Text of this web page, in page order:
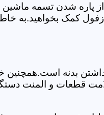
شدن تسمه ماشین
کمک بخواهید.به
بدنه است.همچنین
قطعات و المنت